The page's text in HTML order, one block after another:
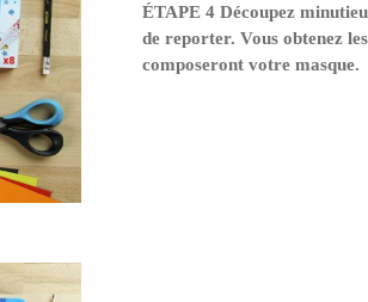
ÉTAPE 4 Découpez
de reporter. Vous obtenez
composeront votre masque.